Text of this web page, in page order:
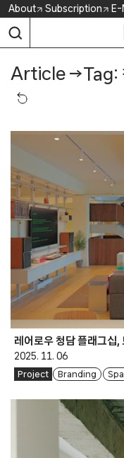
Skip
content
About Subscription
Article →Tag:
레어로우 청담 플래그십,
2025. 11. 06
Project Branding